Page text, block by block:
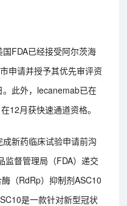
FDA已经接受阿尔茨海
申请并授予其优先审评资
此外，lecanemab已在
12月获快速通道资格。
新药临床试验申请前沟
监督管理局（FDA）递交
（RdRp）抑制剂ASC10
是一款针对新型冠状